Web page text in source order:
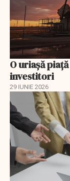
O uriaşă
investitori
29 IUNIE 2026